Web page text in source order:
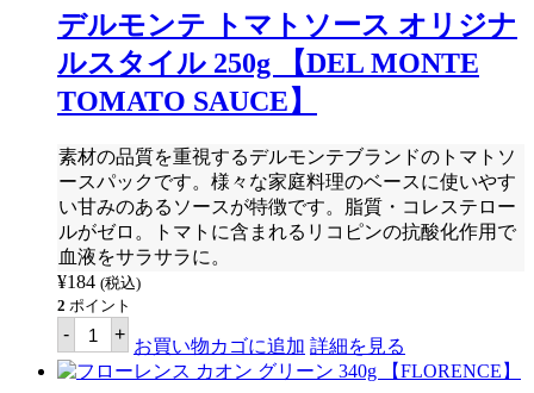
パ
ゲ
ッ
テ
ィ
ソ
ス
ス
ウ
ィ
ー
ト
ス
タ
イ
ル
250g
【CLARA
OLE】
デルモンテ トマトソース オリジナ
ルスタイル 250g 【DEL MONTE
TOMATO SAUCE】
素材の品質を重視するデルモンテブランドのトマトソ
ースパックです。様々な家庭料理のベースに使いやす
い甘みのあるソースが特徴です。脂質・コレステロー
ルがゼロ。トマトに含まれるリコピンの抗酸化作用で
血液をサラサラに。
¥184 (税込)
2 ポイント
- デ
ル
モ
ン
+
お買い物カゴに追加 詳細を見る